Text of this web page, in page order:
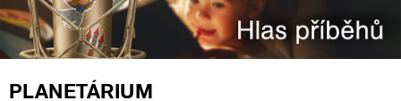
PLANETÁRIUM